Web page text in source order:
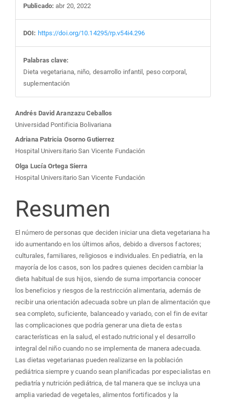
Publicado: abr 20, 2022
DOI: https://doi.org/10.14295/rp.v54i4.296
Palabras clave:
Dieta vegetariana, niño, desarrollo infantil, peso corporal,
suplementación
Contenido
principal
del
Andrés David Aranzazu Ceballos
Universidad Pontificia Bolivariana
Adriana Patricia Osorno Gutierrez
Hospital Universitario San Vicente Fundación
Olga Lucía Ortega Sierra
Hospital Universitario San Vicente Fundación
Resumen
El número de personas que deciden iniciar una dieta vegetariana ha
ido aumentando en los últimos años, debido a diversos factores;
culturales, familiares, religiosos e individuales. En pediatría, en la
mayoría de los casos, son los padres quienes deciden cambiar la
dieta habitual de sus hijos, siendo de suma importancia conocer
los beneficios y riesgos de la restricción alimentaria, además de
recibir una orientación adecuada sobre un plan de alimentación que
sea completo, suficiente, balanceado y variado, con el fin de evitar
las complicaciones que podría generar una dieta de estas
características en la salud, el estado nutricional y el desarrollo
integral del niño cuando no se implementa de manera adecuada.
Las dietas vegetarianas pueden realizarse en la población
pediátrica siempre y cuando sean planificadas por especialistas en
pediatría y nutrición pediátrica, de tal manera que se incluya una
amplia variedad de vegetales, alimentos fortificados y la